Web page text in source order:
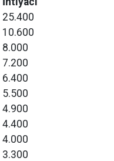
25.400
10.600
8.000
7.200
6.400
5.500
4.900
4.400
4.000
3.300